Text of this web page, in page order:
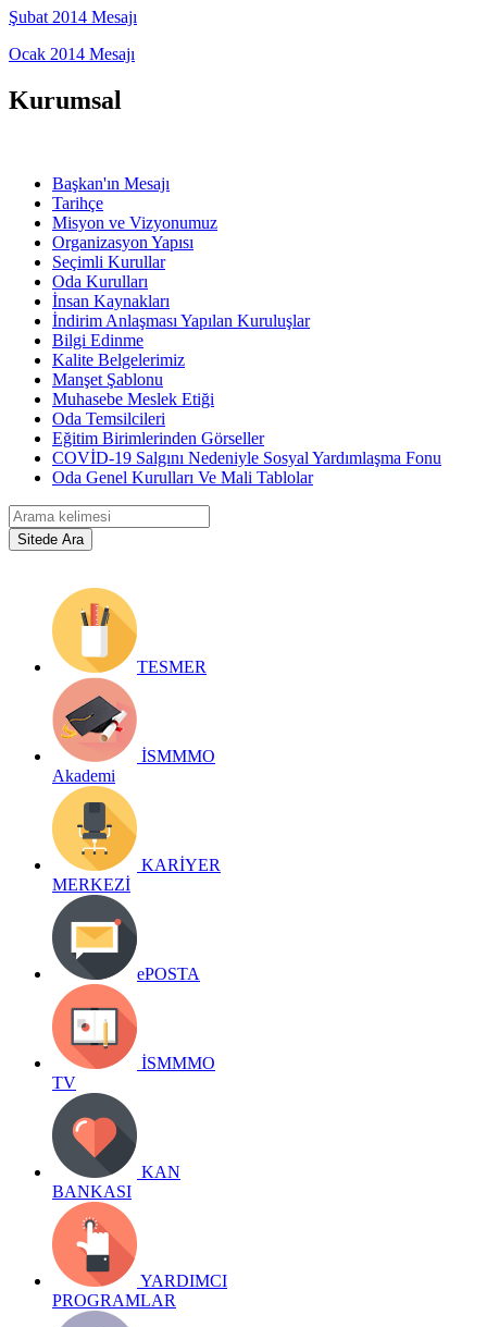
Şubat 2014 Mesajı
Ocak 2014 Mesajı
Kurumsal
Başkan'ın Mesajı
Tarihçe
Misyon ve Vizyonumuz
Organizasyon Yapısı
Seçimli Kurullar
Oda Kurulları
İnsan Kaynakları
İndirim Anlaşması Yapılan Kuruluşlar
Bilgi Edinme
Kalite Belgelerimiz
Manşet Şablonu
Muhasebe Meslek Etiği
Oda Temsilcileri
Eğitim Birimlerinden Görseller
COVİD-19 Salgını Nedeniyle Sosyal Yardımlaşma Fonu
Oda Genel Kurulları Ve Mali Tablolar
TESMER
İSMMMO
Akademi
KARİYER
MERKEZİ
ePOSTA
İSMMMO
TV
KAN
BANKASI
YARDIMCI
PROGRAMLAR